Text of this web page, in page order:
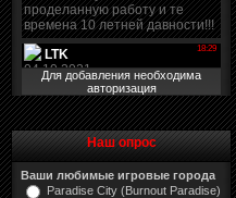
Для добавления необходима
авторизация
Наш опрос
Ваши любимые игровые города
Paradise City (Burnout Paradise)